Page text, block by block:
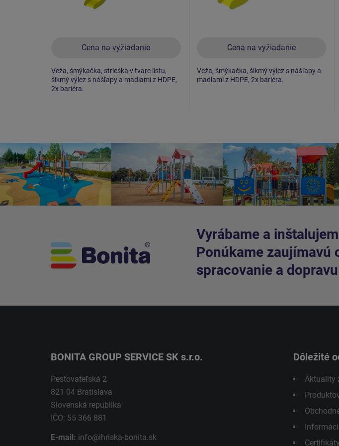
Cena na vyžiadanie
Veža, šmýkačka, strieška v tvare listu,
šikmý výlez s nášľapy a madlami z HDPE,
2x bariéra.
Cena na vyžiadanie
Veža, šmýkačka, šikmý výlez s nášľapy a
madlami z HDPE, 2x bariéra.
Vyrábame a
Ponúkame zaujímavú
spracovanie a
BONITA GROUP SERVICE SK s.r.o.
Pestovateľská 2
821 04 Bratislava
Slovenská republika
IČO: 55 366 881
E-mail: info@ihriska-bonita.sk
Dôležité
Aktuality
Certifikáty